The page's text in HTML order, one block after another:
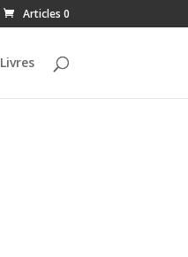
Articles 0
Livres